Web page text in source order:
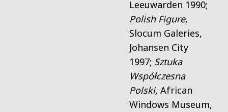
Leeuwarden 1990;
Polish Figure,
Slocum Galeries,
Johansen City
1997; Sztuka
Współczesna
Polski, African
Windows Museum,